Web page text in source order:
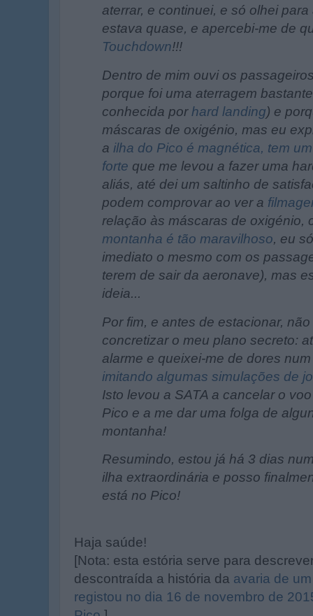
aterrar, e continuei, e só olhei
estava quase, e apercebi-me de
Touchdown!!!
Dentro de mim ouvi os
porque foi uma aterragem
conhecida por hard landing) e
máscaras de oxigénio, mas eu
a ilha do Pico é magnética, tem
forte que me levou a fazer uma
aliás, até dei um saltinho de
podem comprovar ao ver a
relação às máscaras de oxigénio,
montanha é tão maravilhoso, eu
imediato o mesmo com os
terem de sair da aeronave), mas
ideia...
Por fim, e antes de estacionar,
concretizar o meu plano secreto:
alarme e queixei-me de dores
imitando algumas simulações de
Isto levou a SATA a cancelar o
Pico e a me dar uma folga de
montanha!
Resumindo, estou já há 3 dias
ilha extraordinária e posso
está no Pico!
Haja saúde!
[Nota: esta estória serve para
descontraída a história da avaria de
registou no dia 16 de novembro de